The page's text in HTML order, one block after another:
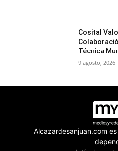
Cosital
Técnica
9 agosto, 2026
Alcazardesanjuan.com